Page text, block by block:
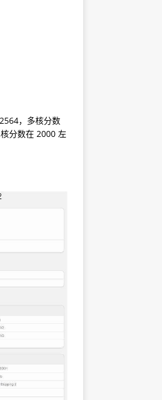
，多核分数
分数在 2000 左